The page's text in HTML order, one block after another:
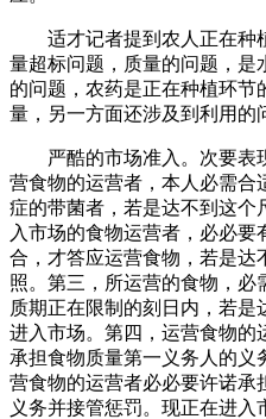
适才记者提到农人正在种
量超标问题，质量的问题，是
的问题，农药是正在种植环
量，另一方面还涉及到利用的
严酷的市场准入。次要表
营食物的运营者，本人必需合
症的带菌者，若是达不到这个
入市场的食物运营者，必必
合，才答应运营食物，若是达
照。第三，所运营的食物，必
质期正在限制的刻日内，若是
进入市场。第四，运营食物的
承担食物质量第一义务人的义
营食物的运营者必必要许诺承
义务并接管惩罚。现正在进